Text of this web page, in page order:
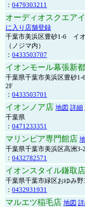
： 0479303211
オーディオスクエア
に入り店舗登録
千葉市美浜区豊砂1-6 イ
（ノジマ内）
： 0433503707
イオンモール幕張新
千葉県千葉市美浜区豊砂
2F
： 0433503701
イオンノア店 地図 詳細
千葉県
： 0471233351
マリンピア専門館店
千葉県千葉市美浜区高洲
： 0432782571
イオンスタイル鎌取店
千葉県千葉市緑区おゆみ
： 0432931931
マルエツ稲毛店 地図